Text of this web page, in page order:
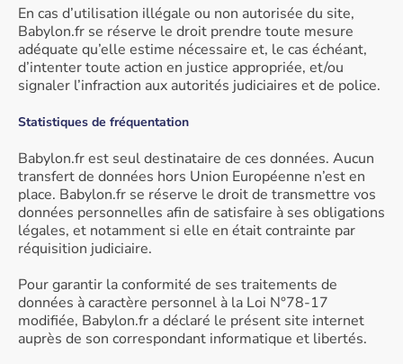
En cas d’utilisation illégale ou non autorisée du site,
Babylon.fr se réserve le droit prendre toute mesure
adéquate qu’elle estime nécessaire et, le cas échéant,
d’intenter toute action en justice appropriée, et/ou
signaler l’infraction aux autorités judiciaires et de police.
Statistiques de fréquentation
Babylon.fr est seul destinataire de ces données. Aucun
transfert de données hors Union Européenne n’est en
place. Babylon.fr se réserve le droit de transmettre vos
données personnelles afin de satisfaire à ses obligations
légales, et notamment si elle en était contrainte par
réquisition judiciaire.
Pour garantir la conformité de ses traitements de
données à caractère personnel à la Loi N°78-17
modifiée, Babylon.fr a déclaré le présent site internet
auprès de son correspondant informatique et libertés.